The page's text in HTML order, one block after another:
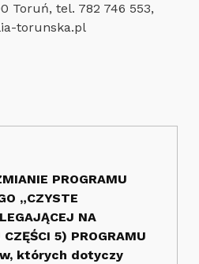
Toruń, tel. 782 746 553,
torunska.pl
PROGRAMU
„CZYSTE
NA
5) PROGRAMU
których dotyczy